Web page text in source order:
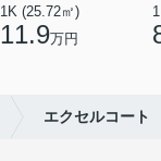
1K (25.72㎡)
11.9万円
エクセルコート